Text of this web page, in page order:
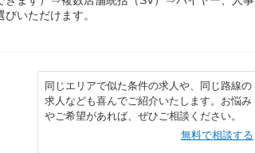
いただけます。
同じエリアで似た条件の求人や、同じ路線の
求人なども喜んでご紹介いたします。お悩み
やご希望があれば、ぜひご相談ください。
無料で相談する